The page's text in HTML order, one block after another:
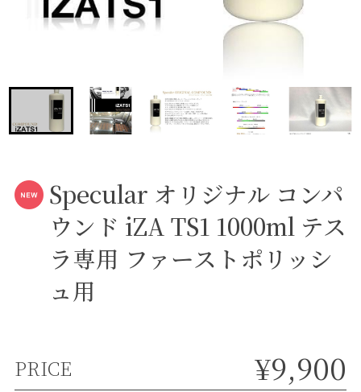
Specular オリジナル コンパ
ウンド iZA TS1 1000ml テス
ラ専用 ファーストポリッシ
ュ用
PRICE ¥9,900